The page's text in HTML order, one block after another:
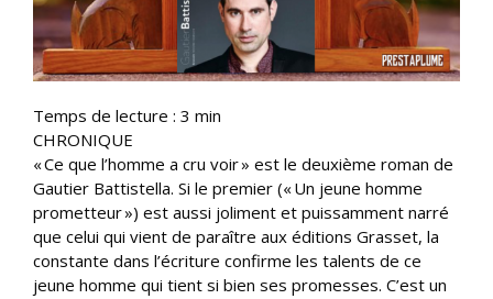
Temps de lecture : 3 min
CHRONIQUE
« Ce que l’homme a cru voir » est le deuxième roman de
Gautier Battistella. Si le premier (« Un jeune homme
prometteur ») est aussi joliment et puissamment narré
que celui qui vient de paraître aux éditions Grasset, la
constante dans l’écriture confirme les talents de ce
jeune homme qui tient si bien ses promesses. C’est un